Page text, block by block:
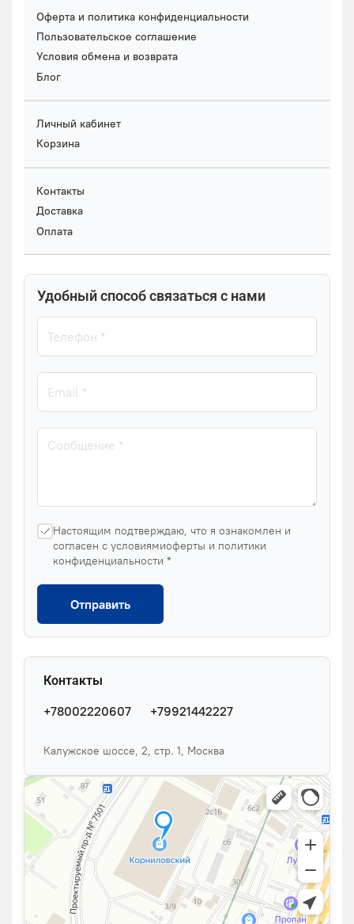
Оферта и политика конфиденциальности
Пользовательское соглашение
Условия обмена и возврата
Блог
Личный кабинет
Корзина
Контакты
Доставка
Оплата
Удобный способ связаться с нами
Настоящим подтверждаю, что я ознакомлен и
согласен с условиямиоферты и политики
конфиденциальности *
Отправить
Контакты
+78002220607 +79921442227
Калужское шоссе, 2, стр. 1, Москва